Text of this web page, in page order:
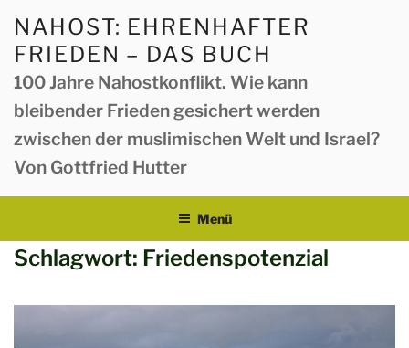
Inhalt
springen
NAHOST: EHRENHAFTER
FRIEDEN – DAS BUCH
100 Jahre Nahostkonflikt. Wie kann
bleibender Frieden gesichert werden
zwischen der muslimischen Welt und Israel?
Von Gottfried Hutter
Menü
Schlagwort: Friedenspotenzial